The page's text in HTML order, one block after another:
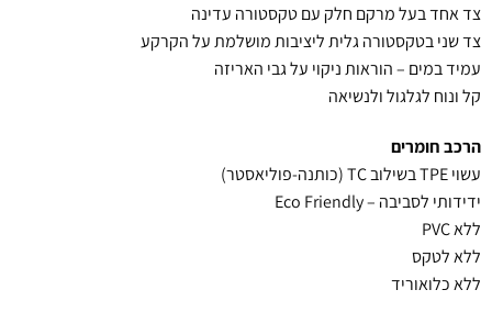
צד אחד בעל מרקם חלק עם טקסטורה עדינה
צד שני בטקסטורה גלית ליציבות מושלמת על הקרקע
עמיד במים – הוראות ניקוי על גבי האריזה
קל ונוח לגלגול ולנשיאה
הרכב חומרים
עשוי TPE בשילוב TC (כותנה-פוליאסטר)
ידידותי לסביבה – Eco Friendly
ללא PVC
ללא לטקס
ללא כלואוריד